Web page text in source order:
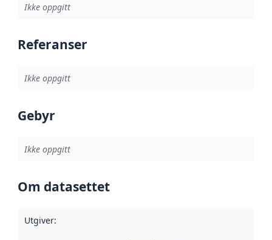
Ikke oppgitt
Referanser
Ikke oppgitt
Gebyr
Ikke oppgitt
Om datasettet
Utgiver: